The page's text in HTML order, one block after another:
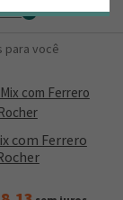
0
para você
com Ferrero